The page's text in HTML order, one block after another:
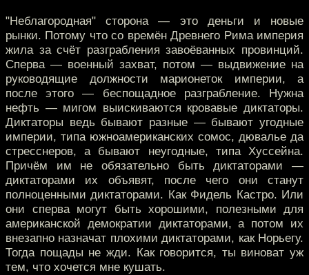
"Неблагородная" сторона — это деньги и новые
рынки. Потому что со времён Древнего Рима империя
жила за счёт разграбления завоёванных провинций.
Сперва — военный захват, потом — выдвижение на
руководящие должности марионеток империи, а
после этого — беспощадное разграбление. Нужна
нефть — мигом выискиваются кровавые диктаторы.
Диктаторы ведь бывают разные — бывают угодные
империи, типа южноамериканских сомос, дювалье да
стресснеров, а бывают неугодные, типа Хуссейна.
Причём им не обязательно быть диктаторами —
диктаторами их объявят, после чего они станут
полноценными диктаторами. Как Фидель Кастро. Или
они сперва могут быть хорошими, полезными для
американской демократии диктаторами, а потом их
внезапно назначат плохими диктаторами, как Норьегу.
Тогда пощады не жди. Как говорится, ты виноват уж
тем, что хочется мне кушать.